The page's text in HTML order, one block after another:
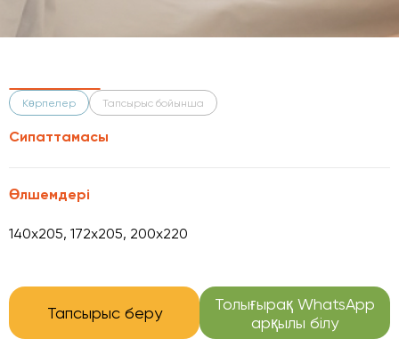
Көрпелер Тапсырыс бойынша
Сипаттамасы
Өлшемдері
140x205, 172x205, 200x220
Тапсырыс беру
Толығырақ WhatsApp
арқылы білу